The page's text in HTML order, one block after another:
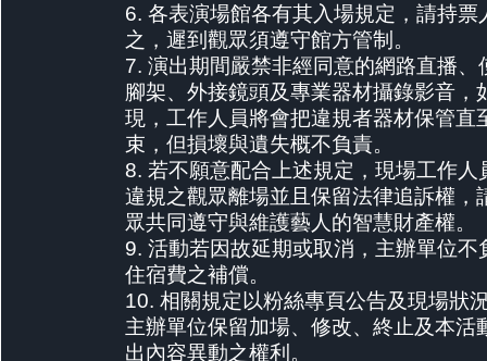
6. 各表演場館各有其入場規定，請持票
之，遲到觀眾須遵守館方管制。
7. 演出期間嚴禁非經同意的網路直播、
腳架、外接鏡頭及專業器材攝錄影音，
現，工作人員將會把違規者器材保管直
束，但損壞與遺失概不負責。
8. 若不願意配合上述規定，現場工作人
違規之觀眾離場並且保留法律追訴權，
眾共同遵守與維護藝人的智慧財產權。
9. 活動若因故延期或取消，主辦單位不
住宿費之補償。
10. 相關規定以粉絲專頁公告及現場狀
主辦單位保留加場、修改、終止及本活
出內容異動之權利。